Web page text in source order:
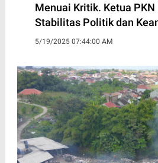
Menuai Kritik. Ketua PKN
Stabilitas Politik dan
5/19/2025 07:44:00 AM